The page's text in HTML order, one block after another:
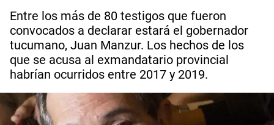
Entre los más de 80 testigos que fueron
convocados a declarar estará el gobernador
tucumano, Juan Manzur. Los hechos de los
que se acusa al exmandatario provincial
habrían ocurridos entre 2017 y 2019.